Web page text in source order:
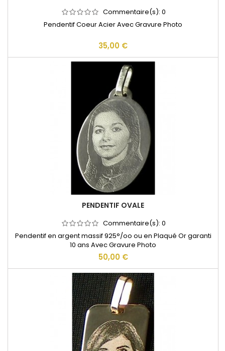
Commentaire(s): 0
Pendentif Coeur Acier Avec Gravure Photo
35,00 €
PENDENTIF OVALE
Commentaire(s): 0
Pendentif en argent massif 925°/oo ou en Plaqué Or garanti
10 ans Avec Gravure Photo
50,00 €